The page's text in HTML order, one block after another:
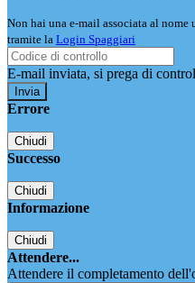
Non hai una e-mail associata al
tramite la Login Spaggiari
E-mail inviata, si prega di
Errore
Chiudi
Successo
Chiudi
Informazione
Chiudi
Attendere...
Attendere il completamento